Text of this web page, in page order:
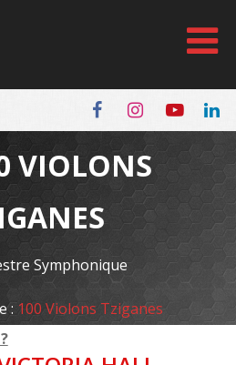
VIOLONS
Symphonique
: 100 Violons Tziganes